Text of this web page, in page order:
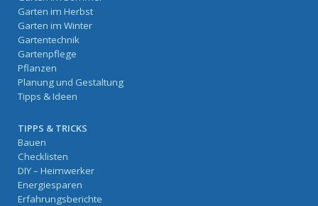
Garten im Herbst
Garten im Winter
Gartentechnik
Gartenpflege
Pflanzen
Planung und Gestaltung
Tipps & Ideen
TIPPS & TRICKS
Bauen
Checklisten
DIY – Heimwerker
Energiesparen
Erfahrungsberichte